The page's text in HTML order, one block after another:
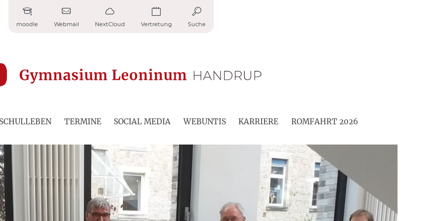
moodle Webmail NextCloud Vertretung Suche
SCHULLEBEN TERMINE SOCIAL MEDIA WEBUNTIS KARRIERE ROMFAHRT 2026